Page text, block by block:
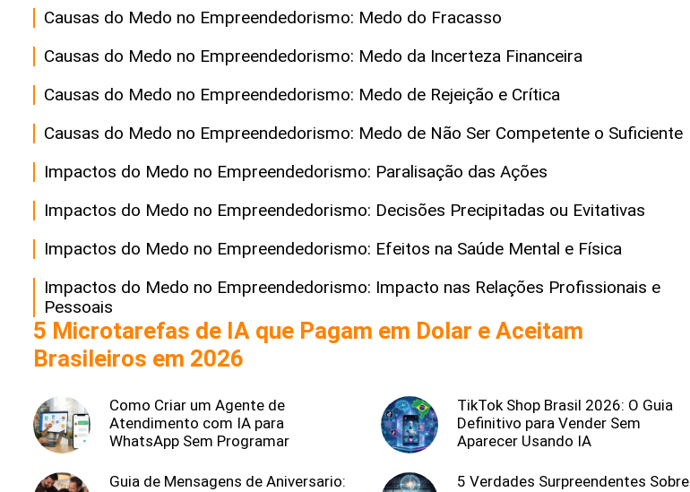
Causas do Medo no Empreendedorismo: Medo do Fracasso
Causas do Medo no Empreendedorismo: Medo da Incerteza Financeira
Causas do Medo no Empreendedorismo: Medo de Rejeição e Crítica
Causas do Medo no Empreendedorismo: Medo de Não Ser Competente o Suficiente
Impactos do Medo no Empreendedorismo: Paralisação das Ações
Impactos do Medo no Empreendedorismo: Decisões Precipitadas ou Evitativas
Impactos do Medo no Empreendedorismo: Efeitos na Saúde Mental e Física
Impactos do Medo no Empreendedorismo: Impacto nas Relações Profissionais e
Pessoais
5 Microtarefas de IA que Pagam em Dolar e Aceitam
Brasileiros em 2026
Como Criar um Agente de
Atendimento com IA para
WhatsApp Sem Programar
TikTok Shop Brasil 2026: O Guia
Definitivo para Vender Sem
Aparecer Usando IA
Guia de Mensagens de Aniversario:
5 Verdades Surpreendentes Sobre